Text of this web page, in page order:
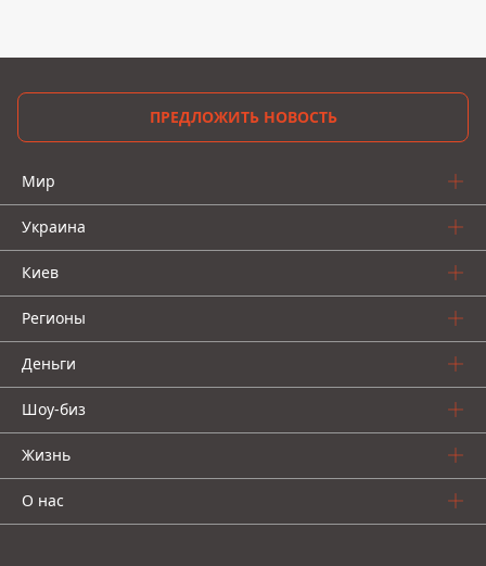
ПРЕДЛОЖИТЬ НОВОСТЬ
Мир
Украина
Киев
Регионы
Деньги
Шоу-биз
Жизнь
О нас